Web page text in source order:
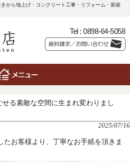
から地上げ・コンクリート工事・リフォーム・新築
Tel : 0898-64-5058
る素敵な空間に生まれ変わりまし
2025/07/16
たお客様より、丁寧なお手紙を頂きま